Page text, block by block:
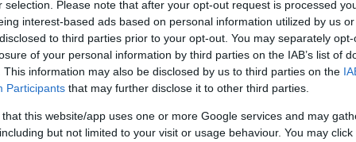
selection. Please note that after your opt-out request is processed
interest-based ads based on personal information utilized by us
to third parties prior to your opt-out. You may separately
of your personal information by third parties on the IAB’s list of
This information may also be disclosed by us to third parties on the
Participants that may further disclose it to other third parties.
that this website/app uses one or more Google services and may
but not limited to your visit or usage behaviour. You may
Alpha Bank, όπου έζησε ο σημαντικός ιστορικός,
προς πώληση από τους σημερινούς